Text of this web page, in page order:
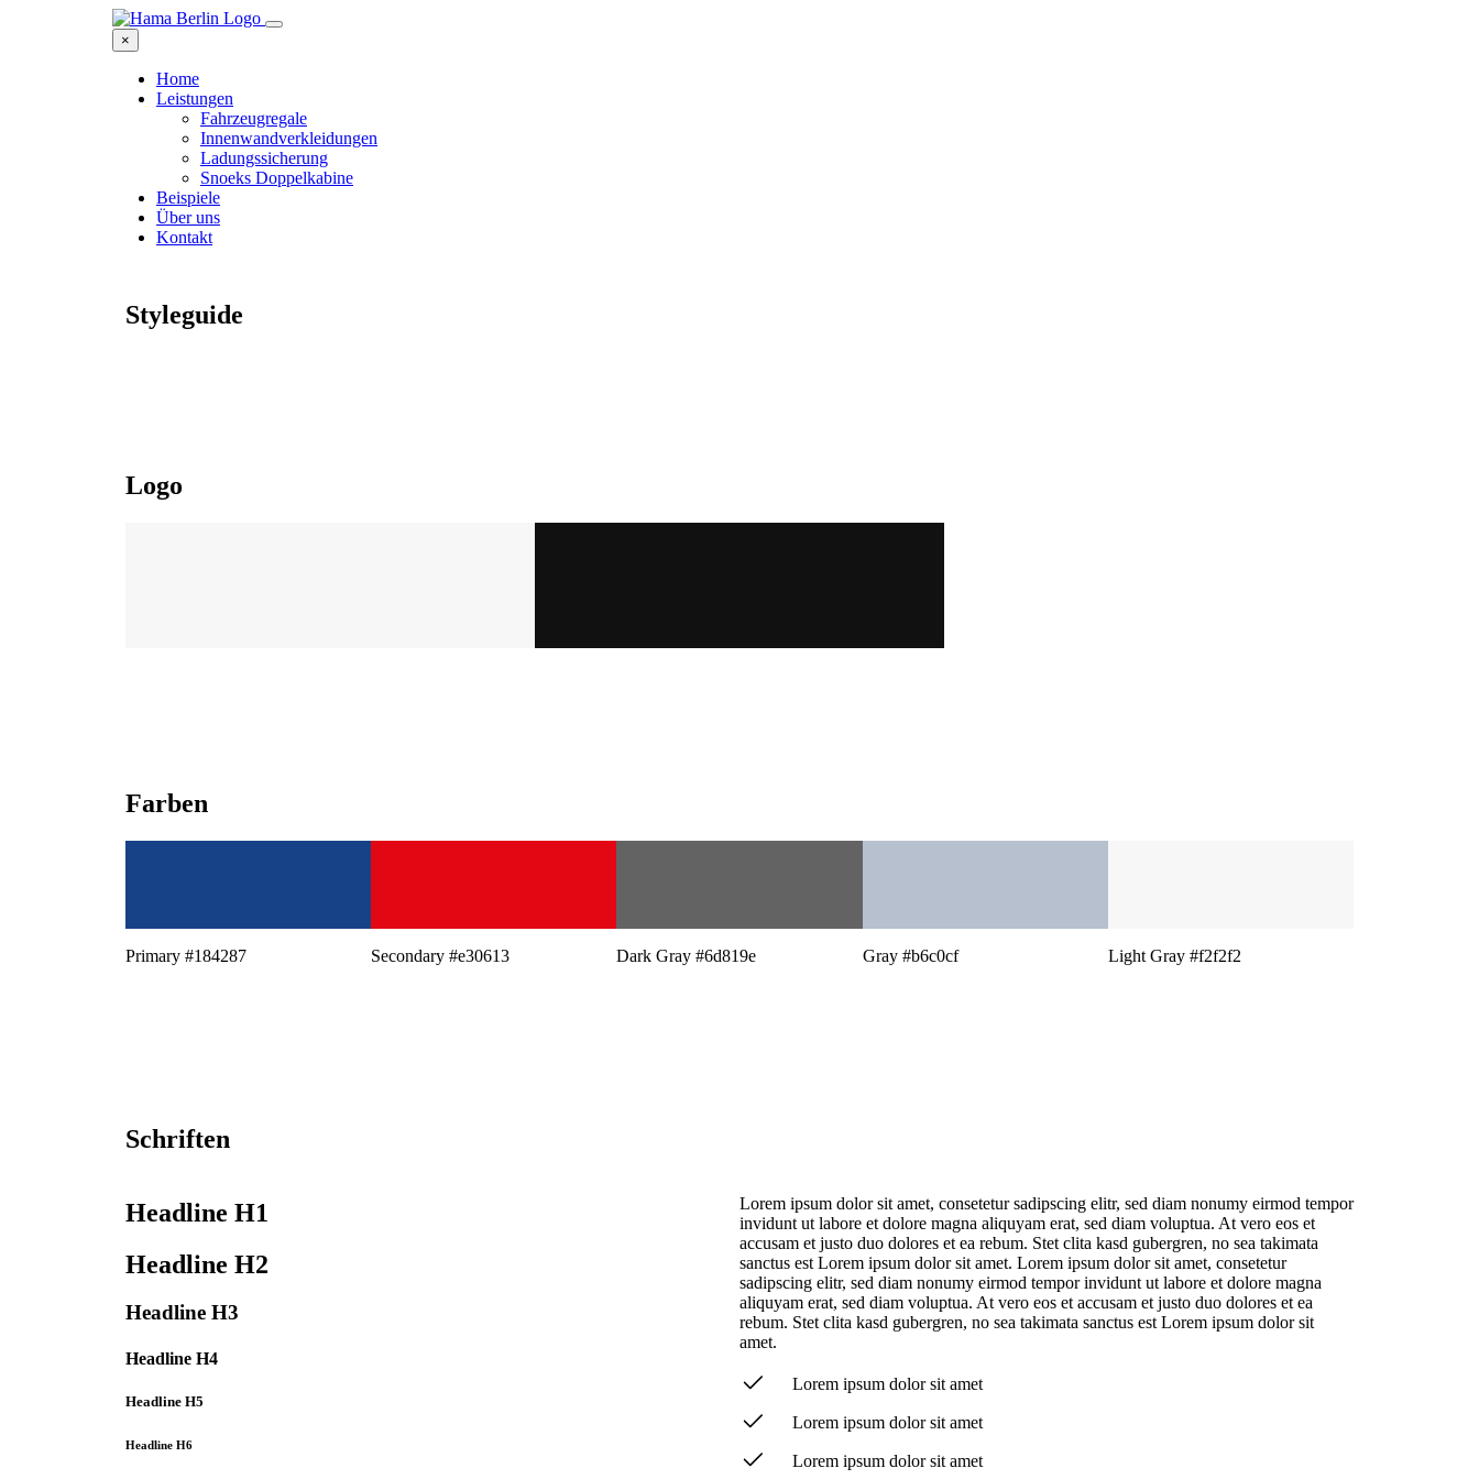
×
Home
Leistungen
Fahrzeugregale
Innenwandverkleidungen
Ladungssicherung
Snoeks Doppelkabine
Beispiele
Über uns
Kontakt
Styleguide
Logo
Farben
Primary #184287 Secondary #e30613 Dark Gray #6d819e Gray #b6c0cf Light Gray #f2f2f2
Schriften
Headline H1
Headline H2
Headline H3
Headline H4
Headline H5
Headline H6
Lorem ipsum dolor sit amet, consetetur sadipscing elitr, sed diam nonumy eirmod tempor
invidunt ut labore et dolore magna aliquyam erat, sed diam voluptua. At vero eos et
accusam et justo duo dolores et ea rebum. Stet clita kasd gubergren, no sea takimata
sanctus est Lorem ipsum dolor sit amet. Lorem ipsum dolor sit amet, consetetur
sadipscing elitr, sed diam nonumy eirmod tempor invidunt ut labore et dolore magna
aliquyam erat, sed diam voluptua. At vero eos et accusam et justo duo dolores et ea
rebum. Stet clita kasd gubergren, no sea takimata sanctus est Lorem ipsum dolor sit
amet.
Lorem ipsum dolor sit amet
Lorem ipsum dolor sit amet
Lorem ipsum dolor sit amet